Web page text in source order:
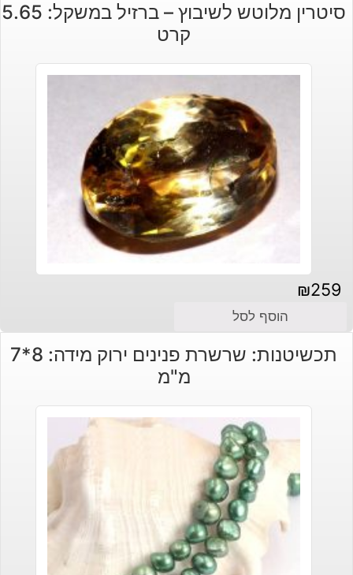
סיטרין מלוטש לשיבוץ – ברזיל במשקל: 5.65
קרט
₪259
הוסף לסל
תכשיטנות: שרשרת פנינים ירוק מידה: 8*7
מ"מ